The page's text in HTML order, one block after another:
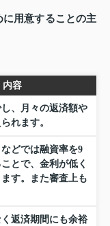
用意することの主
内容
、月々の返済額や
れます。
などでは融資率を9
とで、金利が低く
す。また審査上も
返済期間にも余裕